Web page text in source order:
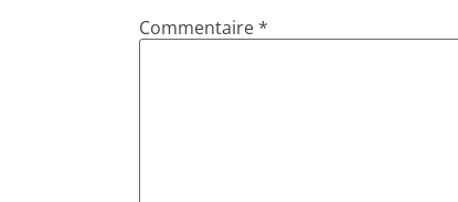
Commentaire*